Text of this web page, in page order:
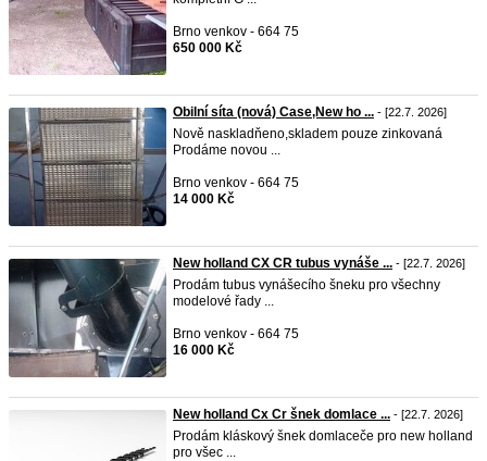
Brno venkov - 664 75
650 000 Kč
Obilní síta (nová) Case,New ho ... - [22.7. 2026]
Nově naskladňeno,skladem pouze zinkovaná
Prodáme novou ...
Brno venkov - 664 75
14 000 Kč
New holland CX CR tubus vynáše ... - [22.7. 2026]
Prodám tubus vynášecího šneku pro všechny
modelové řady ...
Brno venkov - 664 75
16 000 Kč
New holland Cx Cr šnek domlace ... - [22.7. 2026]
Prodám kláskový šnek domlaceče pro new holland
pro všec ...